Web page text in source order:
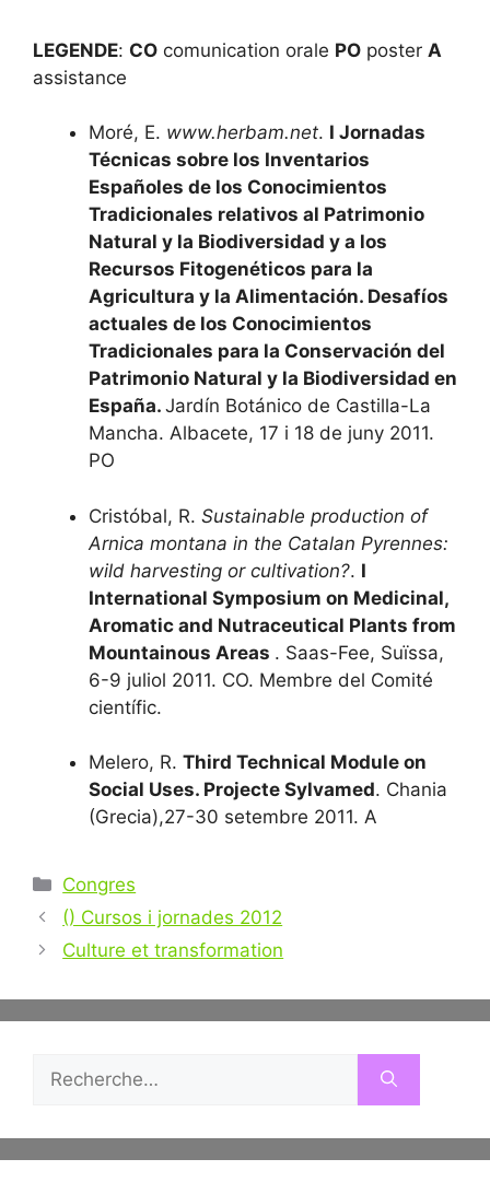
LEGENDE: CO comunication orale PO poster A
assistance
Moré, E. www.herbam.net. I Jornadas
Técnicas sobre los Inventarios
Españoles de los Conocimientos
Tradicionales relativos al Patrimonio
Natural y la Biodiversidad y a los
Recursos Fitogenéticos para la
Agricultura y la Alimentación. Desafíos
actuales de los Conocimientos
Tradicionales para la Conservación del
Patrimonio Natural y la Biodiversidad en
España. Jardín Botánico de Castilla-La
Mancha. Albacete, 17 i 18 de juny 2011.
PO
Cristóbal, R. Sustainable production of
Arnica montana in the Catalan Pyrennes:
wild harvesting or cultivation?. I
International Symposium on Medicinal,
Aromatic and Nutraceutical Plants from
Mountainous Areas . Saas-Fee, Suïssa,
6-9 juliol 2011. CO. Membre del Comité
científic.
Melero, R. Third Technical Module on
Social Uses. Projecte Sylvamed. Chania
(Grecia),27-30 setembre 2011. A
Catégories
Congres
Navigation
des
() Cursos i jornades 2012
Culture et transformation
Rechercher :